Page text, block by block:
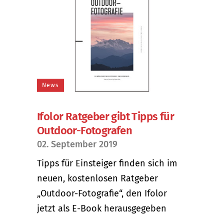
News
Ifolor Ratgeber gibt Tipps für
Outdoor-Fotografen
02. September 2019
Tipps für Einsteiger finden sich im
neuen, kostenlosen Ratgeber
„Outdoor-Fotografie“, den Ifolor
jetzt als E-Book herausgegeben